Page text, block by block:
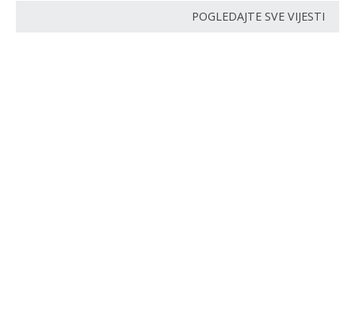
POGLEDAJTE SVE VIJESTI